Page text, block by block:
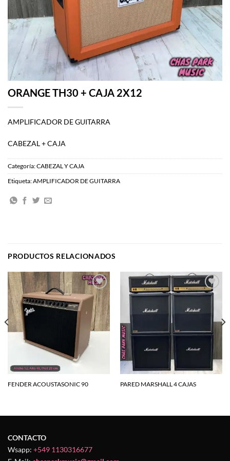
ORANGE TH30 + CAJA 2X12
AMPLIFICADOR DE GUITARRA
CABEZAL + CAJA
Categoría:CABEZAL Y CAJA
Etiqueta:AMPLIFICADOR DE GUITARRA
PRODUCTOS RELACIONADOS
Agregar
a la
lista de
deseos
FENDER ACOUSTASONIC 90
Agregar
lista de
deseos
PARED MARSHALL 4 CAJAS
CONTACTO
Wsapp: +549 1130316677